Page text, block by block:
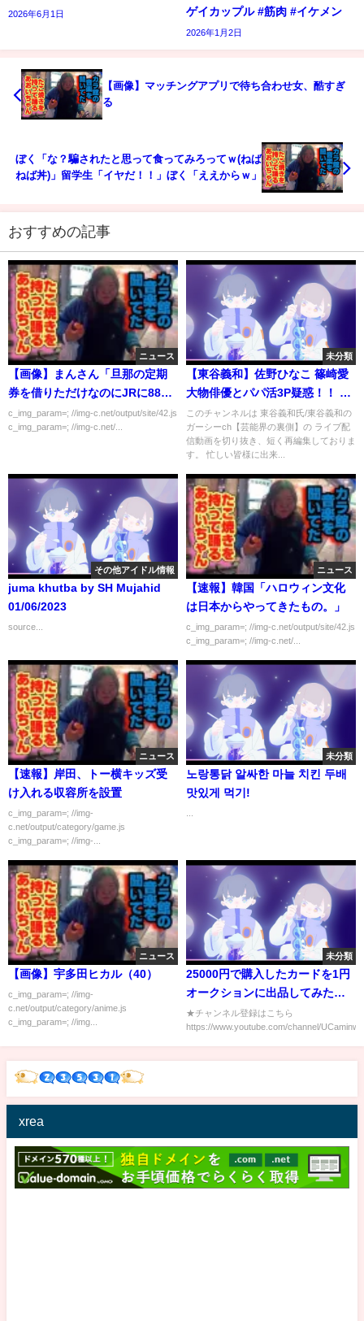
2026年6月1日
ゲイカップル #筋肉 #イケメン
2026年1月2日
【画像】マッチングアプリで待ち合わせ女、酷すぎ
る
ぼく「な？騙されたと思って食ってみろってｗ(ねば
ねば丼)」留学生「イヤだ！！」ぼく「ええからｗ」
おすすめの記事
ニュース
【画像】まんさん「旦那の定期
券を借りただけなのにJRに88万
円も請求された。」
c_img_param=; //img-c.net/output/site/42.js
c_img_param=; //img-c.net/...
未分類
【東谷義和】佐野ひなこ 篠崎愛
大物俳優とパパ活3P疑惑！！ 芸
能界の裏側 芸能界の闇 【切り抜
き/ガーシーch】
このチャンネルは 東谷義和氏/東谷義和の
ガーシーch【芸能界の裏側】の ライブ配
信動画を切り抜き、短く再編集しておりま
す。 忙しい皆様に出来...
その他アイドル情報
juma khutba by SH Mujahid
01/06/2023
source...
ニュース
【速報】韓国「ハロウィン文化
は日本からやってきたもの。」
c_img_param=; //img-c.net/output/site/42.js
c_img_param=; //img-c.net/...
ニュース
【速報】岸田、トー横キッズ受
け入れる収容所を設置
c_img_param=; //img-
c.net/output/category/game.js
c_img_param=; //img-...
未分類
노랑통닭 알싸한 마늘 치킨 두배
맛있게 먹기!
ニュース
【画像】宇多田ヒカル（40）
c_img_param=; //img-
c.net/output/category/anime.js
c_img_param=; //img...
未分類
25000円で購入したカードを1円
オークションに出品してみたら
大化けしたw
★チャンネル登録はこちら
https://www.youtube.com/channel/
xrea